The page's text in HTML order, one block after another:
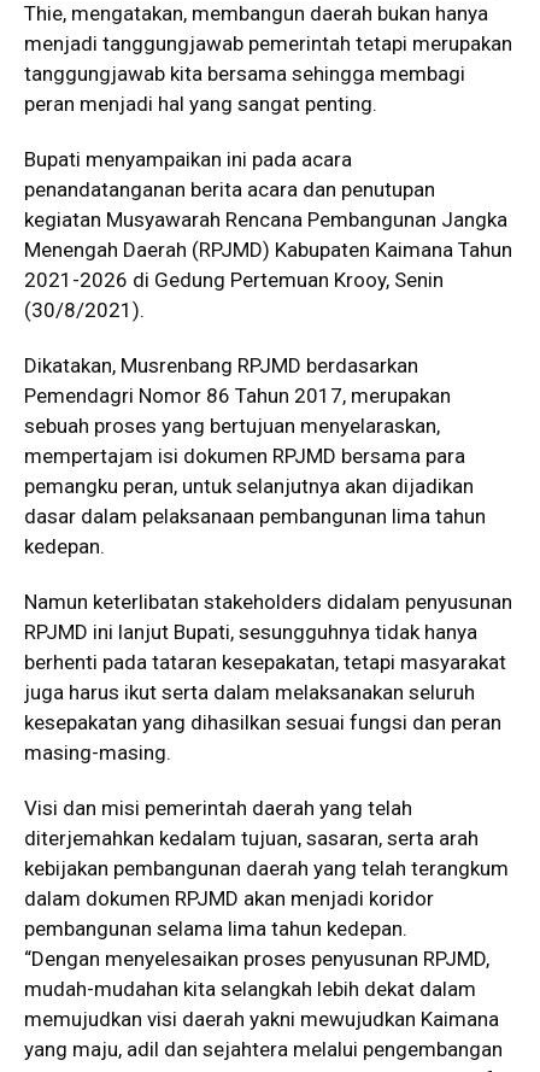
Thie, mengatakan, membangun daerah bukan hanya
menjadi tanggungjawab pemerintah tetapi merupakan
tanggungjawab kita bersama sehingga membagi
peran menjadi hal yang sangat penting.
Bupati menyampaikan ini pada acara
penandatanganan berita acara dan penutupan
kegiatan Musyawarah Rencana Pembangunan Jangka
Menengah Daerah (RPJMD) Kabupaten Kaimana Tahun
2021-2026 di Gedung Pertemuan Krooy, Senin
(30/8/2021).
Dikatakan, Musrenbang RPJMD berdasarkan
Pemendagri Nomor 86 Tahun 2017, merupakan
sebuah proses yang bertujuan menyelaraskan,
mempertajam isi dokumen RPJMD bersama para
pemangku peran, untuk selanjutnya akan dijadikan
dasar dalam pelaksanaan pembangunan lima tahun
kedepan.
Namun keterlibatan stakeholders didalam penyusunan
RPJMD ini lanjut Bupati, sesungguhnya tidak hanya
berhenti pada tataran kesepakatan, tetapi masyarakat
juga harus ikut serta dalam melaksanakan seluruh
kesepakatan yang dihasilkan sesuai fungsi dan peran
masing-masing.
Visi dan misi pemerintah daerah yang telah
diterjemahkan kedalam tujuan, sasaran, serta arah
kebijakan pembangunan daerah yang telah terangkum
dalam dokumen RPJMD akan menjadi koridor
pembangunan selama lima tahun kedepan.
“Dengan menyelesaikan proses penyusunan RPJMD,
mudah-mudahan kita selangkah lebih dekat dalam
memujudkan visi daerah yakni mewujudkan Kaimana
yang maju, adil dan sejahtera melalui pengembangan